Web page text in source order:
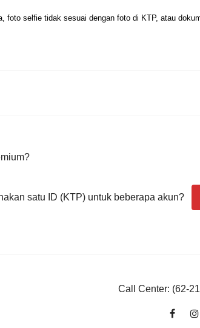
foto selfie tidak sesuai dengan foto di KTP, atau
satu ID (KTP) untuk beberapa akun?
Call Center: (62-